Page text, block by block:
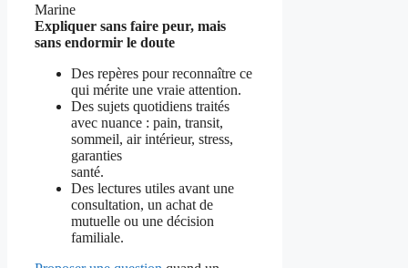
Marine
Expliquer sans faire peur, mais
sans endormir le doute
Des repères pour reconnaître ce
qui mérite une vraie attention.
Des sujets quotidiens traités
avec nuance : pain, transit,
sommeil, air intérieur, stress,
garanties
santé.
Des lectures utiles avant une
consultation, un achat de
mutuelle ou une décision
familiale.